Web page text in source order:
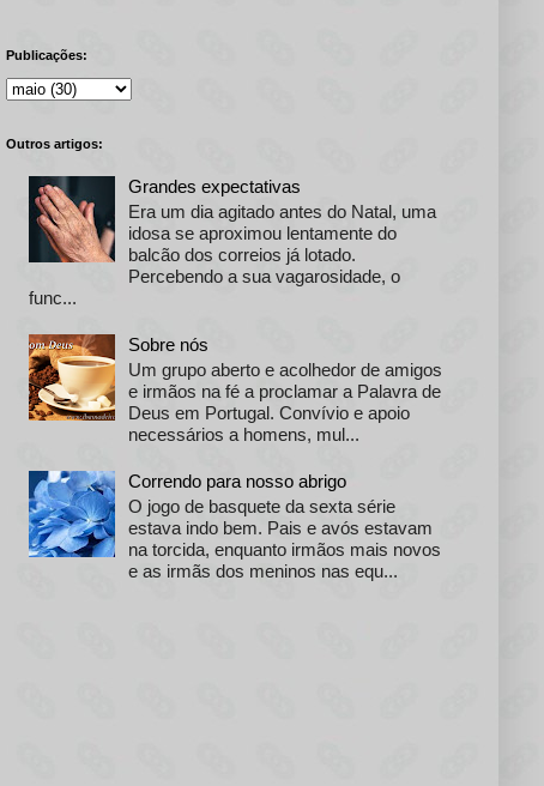
Publicações:
Outros artigos:
Grandes expectativas
Era um dia agitado antes do Natal, uma
idosa se aproximou lentamente do
balcão dos correios já lotado.
Percebendo a sua vagarosidade, o
func...
Sobre nós
Um grupo aberto e acolhedor de amigos
e irmãos na fé a proclamar a Palavra de
Deus em Portugal. Convívio e apoio
necessários a homens, mul...
Correndo para nosso abrigo
O jogo de basquete da sexta série
estava indo bem. Pais e avós estavam
na torcida, enquanto irmãos mais novos
e as irmãs dos meninos nas equ...